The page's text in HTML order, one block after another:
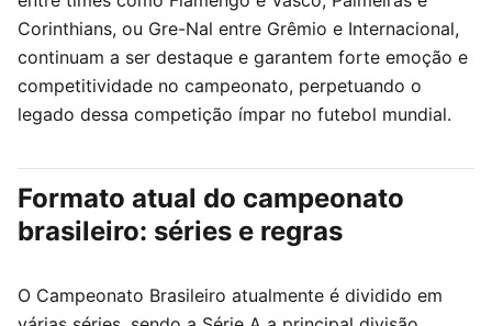
Corinthians, ou Gre-Nal entre Grêmio e Internacional,
continuam a ser destaque e garantem forte emoção e
competitividade no campeonato, perpetuando o
legado dessa competição ímpar no futebol mundial.
Formato atual do campeonato
brasileiro: séries e regras
O Campeonato Brasileiro atualmente é dividido em